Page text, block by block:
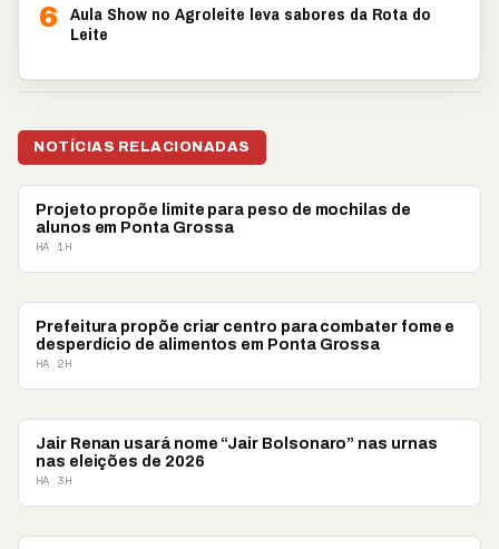
6 Aula Show no Agroleite leva sabores da Rota do
Leite
NOTÍCIAS RELACIONADAS
POLÍTICA
Projeto propõe limite para peso de mochilas de
alunos em Ponta Grossa
HÁ 1H
POLÍTICA
Prefeitura propõe criar centro para combater fome e
desperdício de alimentos em Ponta Grossa
HÁ 2H
POLÍTICA
Jair Renan usará nome “Jair Bolsonaro” nas urnas
nas eleições de 2026
HÁ 3H